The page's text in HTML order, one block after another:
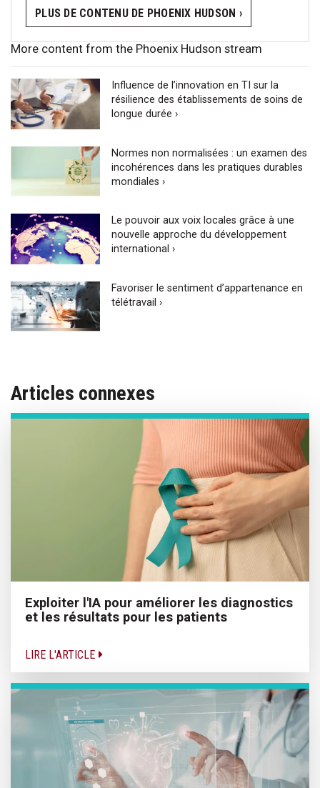
PLUS DE CONTENU DE PHOENIX HUDSON ›
More content from the Phoenix Hudson stream
Influence de l’innovation en TI sur la
résilience des établissements de soins de
longue durée ›
Normes non normalisées : un examen des
incohérences dans les pratiques durables
mondiales ›
Le pouvoir aux voix locales grâce à une
nouvelle approche du développement
international ›
Favoriser le sentiment d’appartenance en
télétravail ›
Articles connexes
Exploiter l'IA pour améliorer les diagnostics
et les résultats pour les patients
LIRE L'ARTICLE